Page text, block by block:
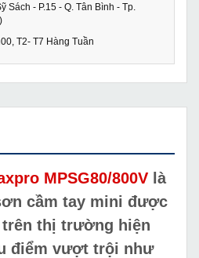
Sách - P.15 - Q. Tân Bình - Tp.
)
T2- T7 Hàng Tuần
MPSG80/800V là
cầm tay mini được
thị trường hiện
điểm vượt trội như